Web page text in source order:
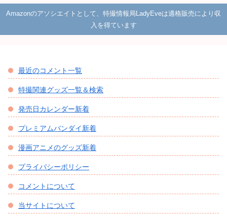
Amazonのアソシエイトとして、特撮情報局LadyEveは適格販売により収
入を得ています
最近のコメント一覧
特撮関連グッズ一覧＆検索
発売日カレンダー新着
プレミアムバンダイ新着
漫画アニメのグッズ新着
プライバシーポリシー
コメントについて
当サイトについて